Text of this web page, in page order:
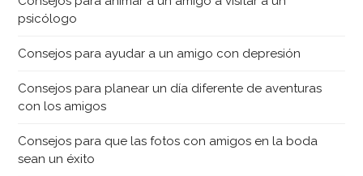
psicólogo
Consejos para ayudar a un amigo con depresión
Consejos para planear un día diferente de aventuras
con los amigos
Consejos para que las fotos con amigos en la boda
sean un éxito